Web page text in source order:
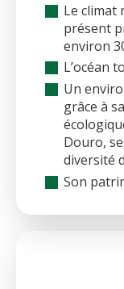
Le climat
présent
environ
L’océan
Un
grâce à
Douro,
diversité
Son